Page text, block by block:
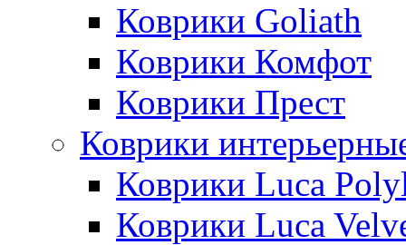
Коврики Goliath
Коврики Комфот
Коврики Прест
Коврики
Коврики Luca
Коврики Luca